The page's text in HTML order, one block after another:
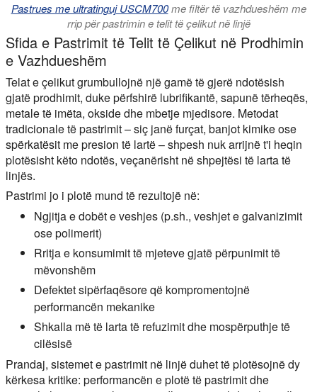
Pastrues me ultratinguj USCM700me filtër të vazhdueshëm me
rrip për pastrimin e telit të çelikut në linjë
Sfida e Pastrimit të Telit të Çelikut në Prodhimin
e Vazhdueshëm
Telat e çelikut grumbullojnë një gamë të gjerë ndotësish
gjatë prodhimit, duke përfshirë lubrifikantë, sapunë tërheqës,
metale të imëta, okside dhe mbetje mjedisore. Metodat
tradicionale të pastrimit – siç janë furçat, banjot kimike ose
spërkatësit me presion të lartë – shpesh nuk arrijnë t'i heqin
plotësisht këto ndotës, veçanërisht në shpejtësi të larta të
linjës.
Pastrimi jo i plotë mund të rezultojë në:
Ngjitja e dobët e veshjes (p.sh., veshjet e galvanizimit
ose polimerit)
Rritja e konsumimit të mjeteve gjatë përpunimit të
mëvonshëm
Defektet sipërfaqësore që kompromentojnë
performancën mekanike
Shkalla më të larta të refuzimit dhe mospërputhje të
cilësisë
Prandaj, sistemet e pastrimit në linjë duhet të plotësojnë dy
kërkesa kritike: performancën e plotë të pastrimit dhe